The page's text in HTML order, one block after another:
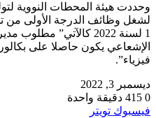
وحددت هيئة المحطات النووية
لشغل وظائف الدرجة الأولى من
1 لسنة 2022 كالآتي”
الإشعاعي يكون حاصلا على
فيزياء”.
ديسمبر 3, 2022
0
دقيقة واحدة
فيسبوك تويتر